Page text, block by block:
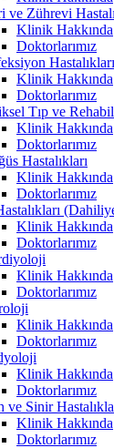
ve Zührevi
Klinik Hakkında
Doktorlarımız
Klinik Hakkında
Doktorlarımız
Tıp ve
Klinik Hakkında
Doktorlarımız
Hastalıkları
Klinik Hakkında
Doktorlarımız
Klinik Hakkında
Doktorlarımız
Klinik Hakkında
Doktorlarımız
Klinik Hakkında
Doktorlarımız
Klinik Hakkında
Doktorlarımız
ve Sinir
Klinik Hakkında
Doktorlarımız